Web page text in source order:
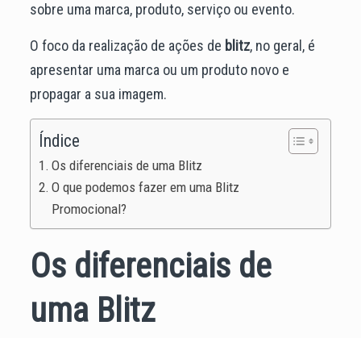
sobre uma marca, produto, serviço ou evento.
O foco da realização de ações de blitz, no geral, é
apresentar uma marca ou um produto novo e
propagar a sua imagem.
Índice
Os diferenciais de uma Blitz
O que podemos fazer em uma Blitz
Promocional?
Os diferenciais de
uma Blitz